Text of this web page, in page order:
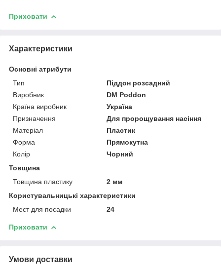
Приховати
Характеристики
Основні атрибути
Тип
Піддон розсадний
Виробник
DM Poddon
Країна виробник
Україна
Призначення
Для пророщування насіння
Матеріал
Пластик
Форма
Прямокутна
Колір
Чорний
Товщина
Товщина пластику
2 мм
Користувальницькі характеристики
Мест для посадки
24
Приховати
Умови доставки